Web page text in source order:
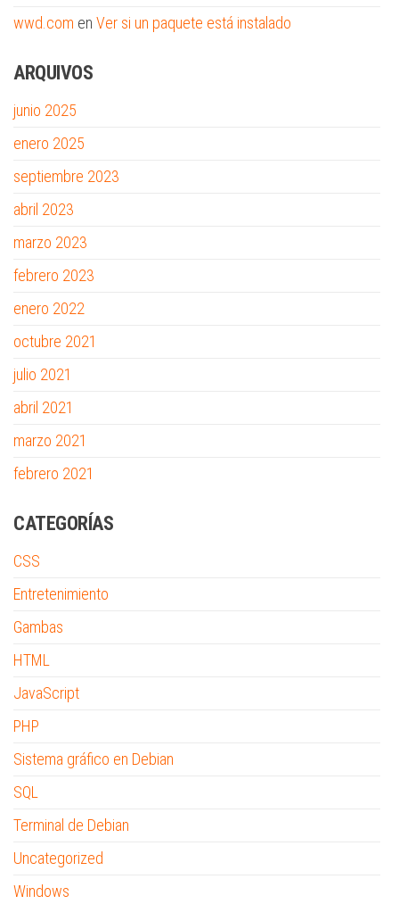
wwd.com en Ver si un paquete está instalado
ARQUIVOS
junio 2025
enero 2025
septiembre 2023
abril 2023
marzo 2023
febrero 2023
enero 2022
octubre 2021
julio 2021
abril 2021
marzo 2021
febrero 2021
CATEGORÍAS
CSS
Entretenimiento
Gambas
HTML
JavaScript
PHP
Sistema gráfico en Debian
SQL
Terminal de Debian
Uncategorized
Windows